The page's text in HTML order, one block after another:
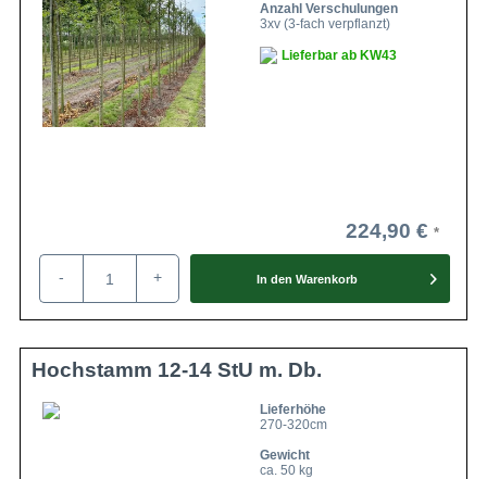
Anzahl Verschulungen
3xv (3-fach verpflanzt)
Lieferbar ab KW43
224,90 €
- + In den Warenkorb
Hochstamm 12-14 StU m. Db.
Lieferhöhe
270-320cm
Gewicht
ca. 50 kg